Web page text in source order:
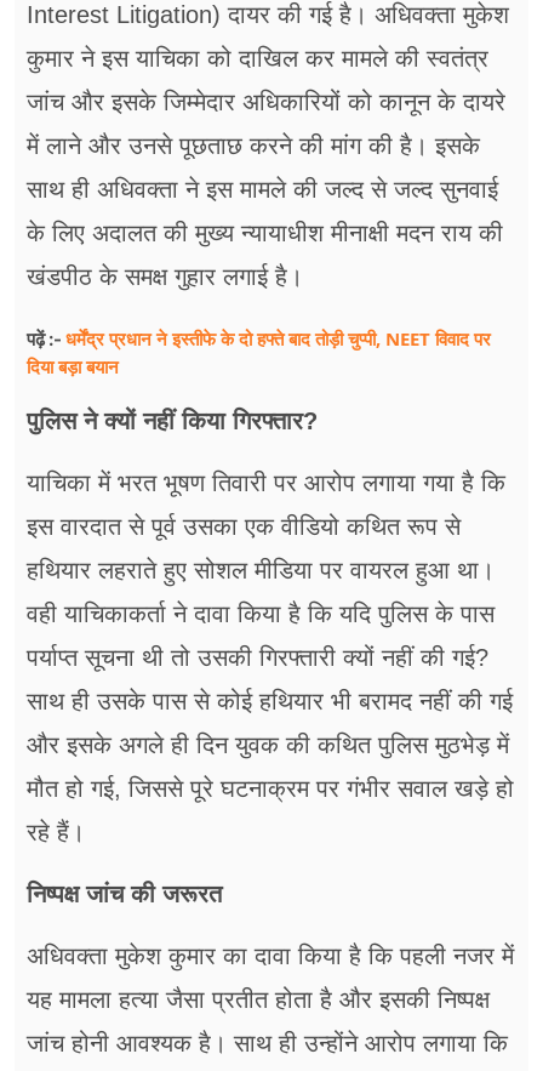
Interest Litigation) दायर की गई है। अधिवक्ता मुकेश
कुमार ने इस याचिका को दाखिल कर मामले की स्वतंत्र
जांच और इसके जिम्मेदार अधिकारियों को कानून के दायरे
में लाने और उनसे पूछताछ करने की मांग की है। इसके
साथ ही अधिवक्ता ने इस मामले की जल्द से जल्द सुनवाई
के लिए अदालत की मुख्य न्यायाधीश मीनाक्षी मदन राय की
खंडपीठ के समक्ष गुहार लगाई है।
पढ़ें :- धर्मेंद्र प्रधान ने इस्तीफे के दो हफ्ते बाद तोड़ी चुप्पी, NEET विवाद पर
दिया बड़ा बयान
पुलिस ने क्यों नहीं किया गिरफ्तार?
याचिका में भरत भूषण तिवारी पर आरोप लगाया गया है कि
इस वारदात से पूर्व उसका एक वीडियो कथित रूप से
हथियार लहराते हुए सोशल मीडिया पर वायरल हुआ था।
वही याचिकाकर्ता ने दावा किया है कि यदि पुलिस के पास
पर्याप्त सूचना थी तो उसकी गिरफ्तारी क्यों नहीं की गई?
साथ ही उसके पास से कोई ​हथियार भी बरामद नहीं की गई
और इसके अगले ही दिन युवक की कथित पुलिस मुठभेड़ में
मौत हो गई, जिससे पूरे घटनाक्रम पर गंभीर सवाल खड़े हो
रहे हैं।
निष्पक्ष जांच की जरूरत
अधिवक्ता मुकेश कुमार का दावा किया है कि पहली नजर में
यह मामला हत्या जैसा प्रतीत होता है और इसकी निष्पक्ष
जांच होनी आवश्यक है। साथ ही उन्होंने आरोप लगाया कि